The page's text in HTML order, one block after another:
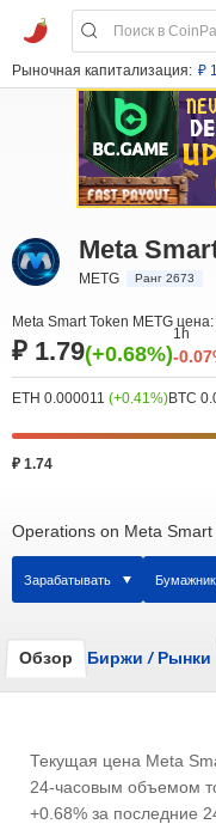
Рыночная капитализация: ₽
Meta
METG Ранг 2673
Meta Smart Token METG цена:
₽ 1.79(+0.68%)
1h
-
ETH 0.000011 (+0.41%)BTC
₽ 1.74
Operations on Meta
Зарабатывать Бумажник
Обзор Биржи /Рынки
Текущая цена Meta
24-часовым объемом
+0.68% за последние